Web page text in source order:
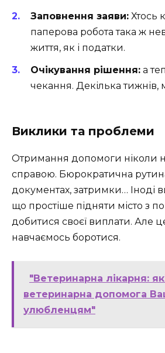
Заповнення заяви: Хтось
паперова робота така ж
життя, як і податки.
Очікування рішення: а
чекання. Декілька тижнів,
Виклики та проблеми
Отримання допомоги ніколи
справою. Бюрократична
документах, затримки… Іноді
що простіше підняти місто з
добитися своєї виплати. Але
навчаємось боротися.
"Ветеринарна лікарня:
ветеринарна допомога
улюбленцям"